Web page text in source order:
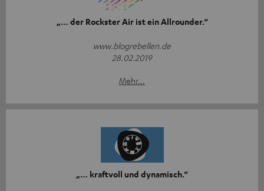
„… der Rockster Air ist ein Allrounder.“
www.blogrebellen.de
28.02.2019
Mehr...
„… kraftvoll und dynamisch.“